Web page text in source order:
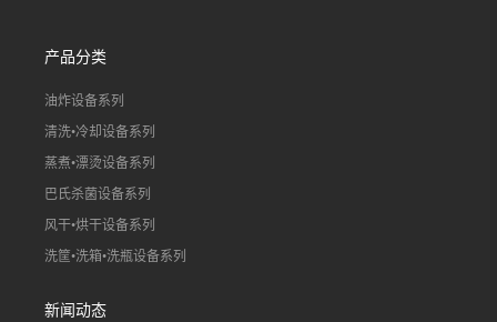
产品分类
油炸设备系列
清洗•冷却设备系列
蒸煮•漂烫设备系列
巴氏杀菌设备系列
风干•烘干设备系列
洗筐•洗箱•洗瓶设备系列
新闻动态